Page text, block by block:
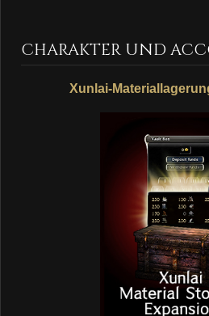
CHARAKTER UND
Xunlai-